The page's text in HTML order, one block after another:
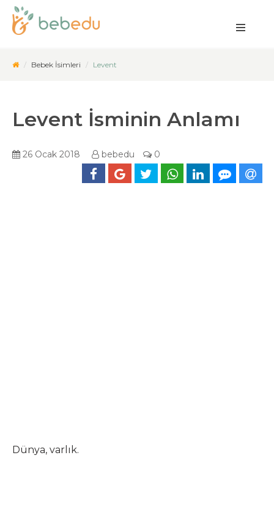
Bebek İsimleri Levent
Levent İsminin Anlamı
26 Ocak 2018 bebedu 0
Dünya, varlık.